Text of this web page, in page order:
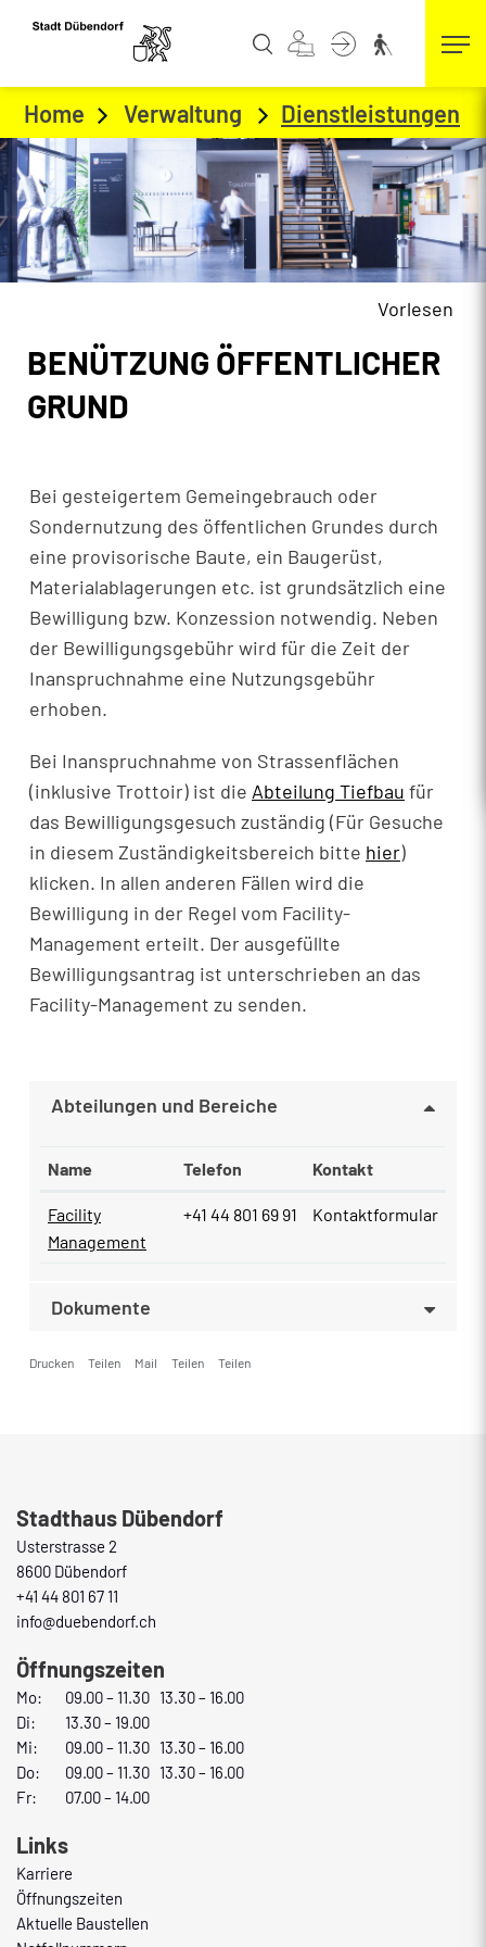
Kopfzeile
Vorlesen
Home Verwaltung Dienstleistungen
Inhalt
BENÜTZUNG ÖFFENTLICHER
GRUND
Bei gesteigertem Gemeingebrauch oder
Sondernutzung des öffentlichen Grundes durch
eine provisorische Baute, ein Baugerüst,
Materialablagerungen etc. ist grundsätzlich eine
Bewilligung bzw. Konzession notwendig. Neben
der Bewilligungsgebühr wird für die Zeit der
Inanspruchnahme eine Nutzungsgebühr
erhoben.
Bei Inanspruchnahme von Strassenflächen
(inklusive Trottoir) ist die Abteilung Tiefbau für
das Bewilligungsgesuch zuständig (Für Gesuche
in diesem Zuständigkeitsbereich bitte hier)
klicken. In allen anderen Fällen wird die
Bewilligung in der Regel vom Facility-
Management erteilt. Der ausgefüllte
Bewilligungsantrag ist unterschrieben an das
Facility-Management zu senden.
Zugehörige Objekte
Abteilungen und Bereiche
Name Telefon Kontakt
Facility
Management
+41 44 801 69 91 Kontaktformular
Dokumente
Drucken Teilen Mail Teilen Teilen
Stadthaus Dübendorf
Usterstrasse 2
8600 Dübendorf
+41 44 801 67 11
info@duebendorf.ch
Öffnungszeiten
Mo:
09.00 – 11.30 13.30 – 16.00
Di:
13.30 – 19.00
Mi:
09.00 – 11.30 13.30 – 16.00
Do:
09.00 – 11.30 13.30 – 16.00
Fr:
07.00 – 14.00
Links
Karriere
Öffnungszeiten
Aktuelle Baustellen